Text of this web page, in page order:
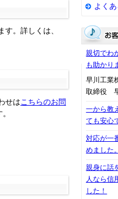
。詳しくは、
せは こちらのお問
よく
親切でわ
も助かり
早川工業
取締役
一から教
ても安心
対応が一
めました。
親身に話
人なら信
した！